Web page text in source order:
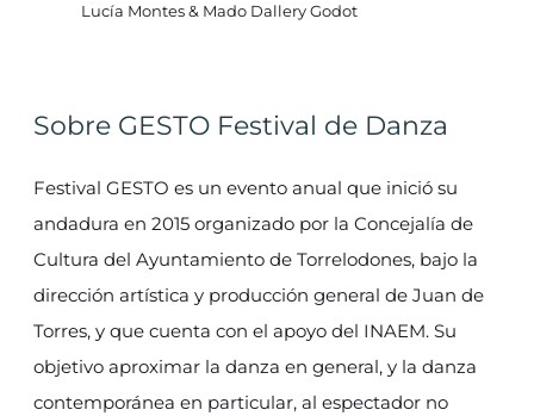
Lucía Montes & Mado Dallery Godot
Sobre GESTO Festival de Danza
Festival GESTO es un evento anual que inició su
andadura en 2015 organizado por la Concejalía de
Cultura del Ayuntamiento de Torrelodones, bajo la
dirección artística y producción general de Juan de
Torres, y que cuenta con el apoyo del INAEM. Su
objetivo aproximar la danza en general, y la danza
contemporánea en particular, al espectador no